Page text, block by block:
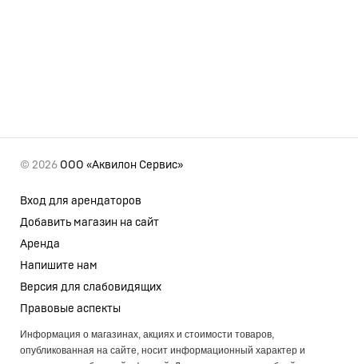
© 2026 ООО «Аквилон Сервис»
Вход для арендаторов
Добавить магазин на сайт
Аренда
Напишите нам
Версия для слабовидящих
Правовые аспекты
Информация о магазинах, акциях и стоимости товаров,
опубликованная на сайте, носит информационный характер и